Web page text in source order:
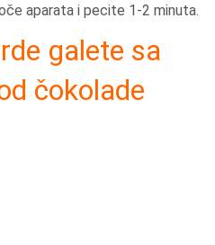
aparata i pecite 1-2 minuta.
galete sa
čokolade